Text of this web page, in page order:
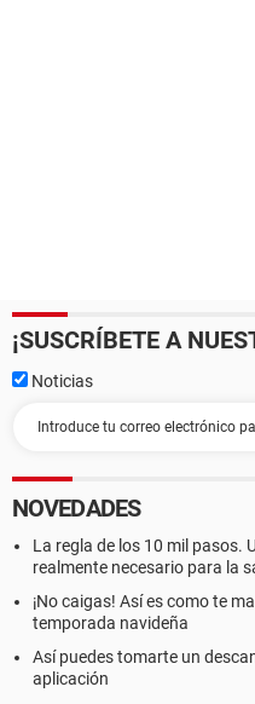
¡SUSCRÍBETE A
Noticias
NOVEDADES
La regla de los 10 mil pasos.
realmente necesario para la
¡No caigas! Así es como te
temporada navideña
Así puedes tomarte un
aplicación